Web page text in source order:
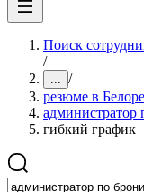
Поиск
/
... /
резюме в
гибкий график